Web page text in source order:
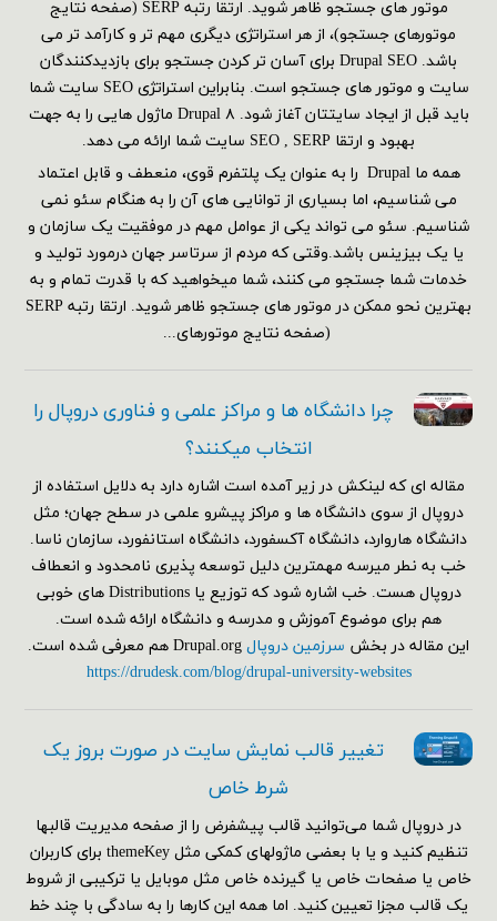
موتور های جستجو ظاهر شوید. ارتقا رتبه SERP (صفحه نتایج
موتورهای جستجو)، از هر استراتژی دیگری مهم تر و کارآمد تر می
باشد. Drupal SEO برای آسان تر کردن جستجو برای بازدیدکنندگان
سایت و موتور های جستجو است. بنابراین استراتژی SEO سایت شما
باید قبل از ایجاد سایتتان آغاز شود. Drupal ۸ ماژول هایی را به جهت
بهبود و ارتقا SEO , SERP سایت شما ارائه می دهد.
همه ما Drupal را به عنوان یک پلتفرم قوی، منعطف و قابل اعتماد
می شناسیم، اما بسیاری از توانایی های آن را به هنگام سئو نمی
شناسیم. سئو می تواند یکی از عوامل مهم در موفقیت یک سازمان و
یا یک بیزینس باشد.وقتی که مردم از سرتاسر جهان درمورد تولید و
خدمات شما جستجو می کنند، شما میخواهید که با قدرت تمام و به
بهترین نحو ممکن در موتور های جستجو ظاهر شوید. ارتقا رتبه SERP
(صفحه نتایج موتورهای...
چرا دانشگاه ها و مراکز علمی و فناوری دروپال را
انتخاب میکنند؟
مقاله ای که لینکش در زیر آمده است اشاره دارد به دلایل استفاده از
دروپال از سوی دانشگاه ها و مراکز پیشرو علمی در سطح جهان؛ مثل
دانشگاه هاروارد، دانشگاه آکسفورد، دانشگاه استانفورد، سازمان ناسا.
خب به نطر میرسه مهمترین دلیل توسعه پذیری نامحدود و انعطاف
دروپال هست. خب اشاره شود که توزیع یا Distributions های خوبی
هم برای موضوع آموزش و مدرسه و دانشگاه ارائه شده است.
این مقاله در بخش سرزمین دروپالDrupal.org هم معرفی شده است.
https://drudesk.com/blog/drupal-university-websites
تغییر قالب نمایش سایت در صورت بروز یک
شرط خاص
در دروپال شما می‌توانید قالب پیشفرض را از صفحه مدیریت قالبها
تنظیم کنید و یا با بعضی ماژولهای کمکی مثل themeKey برای کاربران
خاص یا صفحات خاص یا گیرنده خاص مثل موبایل یا ترکیبی از شروط
یک قالب مجزا تعیین کنید. اما همه این کارها را به سادگی با چند خط